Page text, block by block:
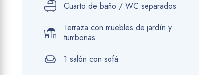
Cuarto de baño / WC separados
Terraza con muebles de jardín y
tumbonas
1 salón con sofá